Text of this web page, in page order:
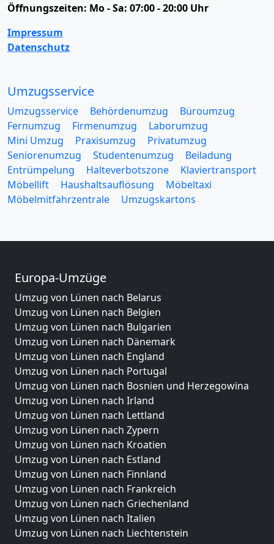
Öffnungszeiten: Mo - Sa: 07:00 - 20:00 Uhr
Impressum
Datenschutz
Umzugsservice
Umzugsservice Behördenumzug
Büroumzug
Fernumzug
Firmenumzug
Laborumzug
Mini Umzug
Praxisumzug
Privatumzug
Seniorenumzug
Studentenumzug
Beiladung
Entrümpelung
Halteverbotszone
Klaviertransport
Möbellift
Haushaltsauflösung
Möbeltaxi
Möbelmitfahrzentrale
Umzugskartons
Europa-Umzüge
Umzug von Lünen nach Belarus
Umzug von Lünen nach Belgien
Umzug von Lünen nach Bulgarien
Umzug von Lünen nach Dänemark
Umzug von Lünen nach England
Umzug von Lünen nach Portugal
Umzug von Lünen nach Bosnien und Herzegowina
Umzug von Lünen nach Irland
Umzug von Lünen nach Lettland
Umzug von Lünen nach Zypern
Umzug von Lünen nach Kroatien
Umzug von Lünen nach Estland
Umzug von Lünen nach Finnland
Umzug von Lünen nach Frankreich
Umzug von Lünen nach Griechenland
Umzug von Lünen nach Italien
Umzug von Lünen nach Liechtenstein